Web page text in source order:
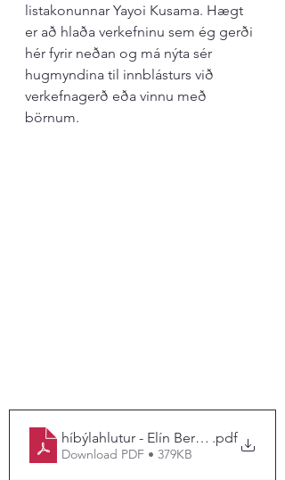
listakonunnar Yayoi Kusama. Hægt
er að hlaða verkefninu sem ég gerði
hér fyrir neðan og má nýta sér
hugmyndina til innblásturs við
verkefnagerð eða vinnu með
börnum.
híbýlahlutur - Elín Berglind
.pdf
Download PDF • 379KB